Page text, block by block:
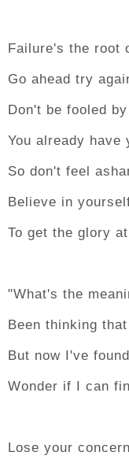
Failure's the root
Go ahead try
Don't be fooled
You already have
So don't feel
Believe in
To get the glory
"What's the
Been thinking
But now I've
Wonder if I can
Lose your